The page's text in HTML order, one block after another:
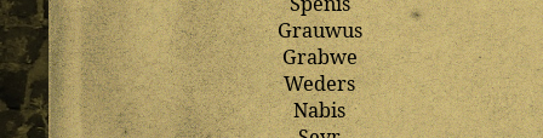
Grauwus
Grabwe
Weders
Nabis